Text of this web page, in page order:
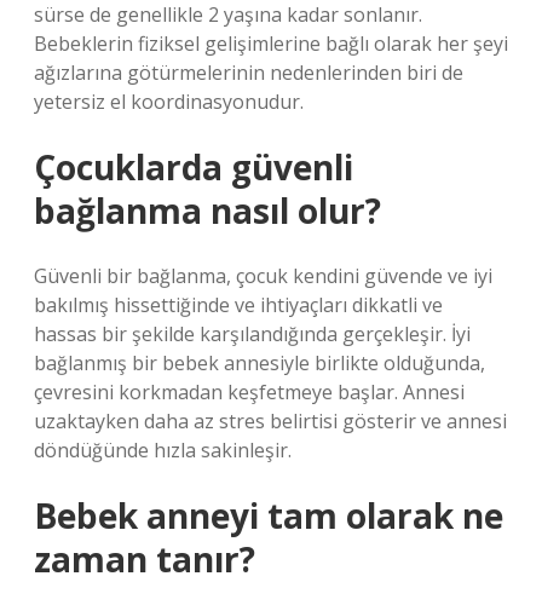
sürse de genellikle 2 yaşına kadar sonlanır.
Bebeklerin fiziksel gelişimlerine bağlı olarak her şeyi
ağızlarına götürmelerinin nedenlerinden biri de
yetersiz el koordinasyonudur.
Çocuklarda güvenli
bağlanma nasıl olur?
Güvenli bir bağlanma, çocuk kendini güvende ve iyi
bakılmış hissettiğinde ve ihtiyaçları dikkatli ve
hassas bir şekilde karşılandığında gerçekleşir. İyi
bağlanmış bir bebek annesiyle birlikte olduğunda,
çevresini korkmadan keşfetmeye başlar. Annesi
uzaktayken daha az stres belirtisi gösterir ve annesi
döndüğünde hızla sakinleşir.
Bebek anneyi tam olarak ne
zaman tanır?